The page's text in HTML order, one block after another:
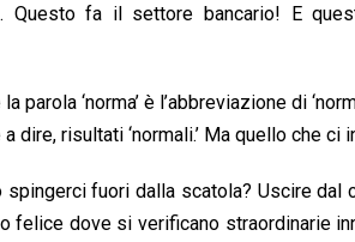
Questo fa il settore bancario! E
parola ‘norma’ è l’abbreviazione di
dire, risultati ‘normali.’ Ma quello che
spingerci fuori dalla scatola? Uscire
felice dove si verificano straordinarie